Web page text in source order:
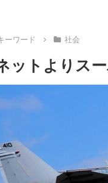
ーワード 社会
ットよりス